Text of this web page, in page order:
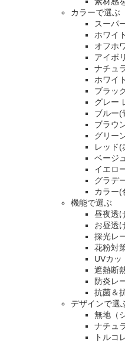
カラーで選ぶ
スーパ
ホワイ
オフホ
アイボ
ナチュ
ホワイ
ブラッ
グレー
ブルー(
ブラウ
グリー
レッド(
ベージ
イエロ
グラデ
カラー(
機能で選ぶ
昼夜透
お昼透
採光レ
花粉対
UVカッ
遮熱断
防炎レ
抗菌＆
デザインで選
無地（
ナチュ
トルコ